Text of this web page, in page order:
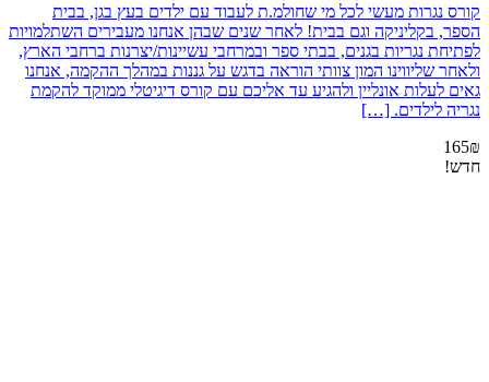
קורס נגרות מעשי לכל מי שחולמ.ת לעבוד עם ילדים בעץ בגן, בבית
הספר, בקליניקה וגם בבית! לאחר שנים שבהן אנחנו מעבירים השתלמויות
לפתיחת נגריות בגנים, בבתי ספר ובמרחבי עשיינות/יצרנות ברחבי הארץ,
ולאחר שליווינו המון צוותי הוראה בדגש על גננות במהלך ההקמה, אנחנו
גאים לעלות אונליין ולהגיע עד אליכם עם קורס דיגיטלי ממוקד להקמת
נגריה לילדים. […]
165₪
חדש!